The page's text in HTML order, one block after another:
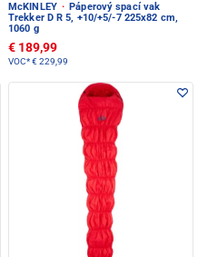
McKINLEY · Páperový spací vak
Trekker D R 5, +10/+5/-7 225x82 cm,
1060 g
€ 189,99
VOC*€ 229,99